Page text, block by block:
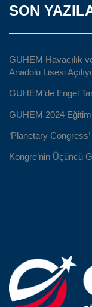
SON
GUHEM Havacılık
Anadolu Lisesi
GUHEM’de Engel
GUHEM 2024
‘Planetary
Kongre’nin Üçüncü